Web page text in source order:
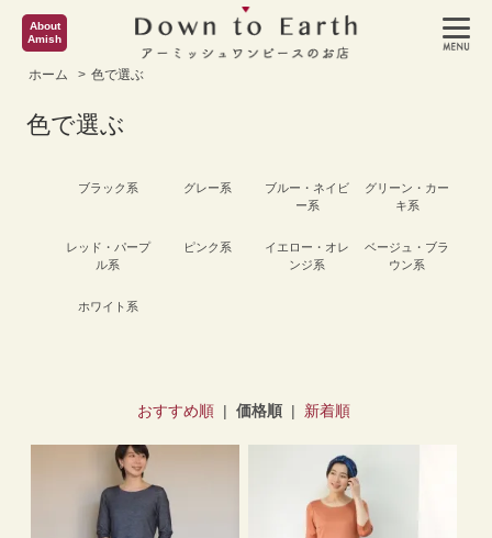
About
Amish
ホーム > 色で選ぶ
色で選ぶ
ブラック系 グレー系
ブルー・ネイビ
ー系
グリーン・カー
キ系
レッド・パープ
ル系
ピンク系
イエロー・オレ
ンジ系
ベージュ・ブラ
ウン系
ホワイト系
おすすめ順| 価格順| 新着順